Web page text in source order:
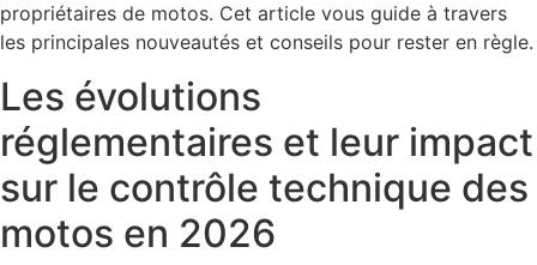
propriétaires de motos. Cet article vous guide à travers
les principales nouveautés et conseils pour rester en règle.
Les évolutions
réglementaires et leur impact
sur le contrôle technique des
motos en 2026